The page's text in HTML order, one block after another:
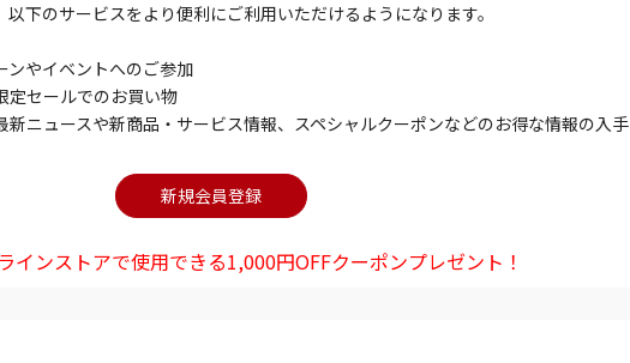
下のサービスをより便利にご利用いただけるようになります。
ンやイベントへのご参加
定セールでのお買い物
新ニュースや新商品・サービス情報、スペシャルクーポンなどのお得な情報の入手
インストアで使用できる1,000円OFFクーポンプレゼント！